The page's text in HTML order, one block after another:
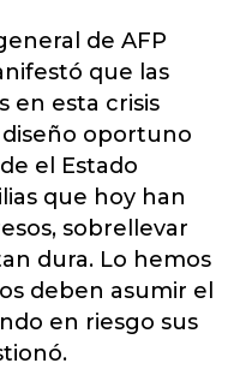
de AFP
que las
en esta crisis
oportuno
el Estado
que hoy han
sobrellevar
dura. Lo hemos
deben asumir el
en riesgo sus